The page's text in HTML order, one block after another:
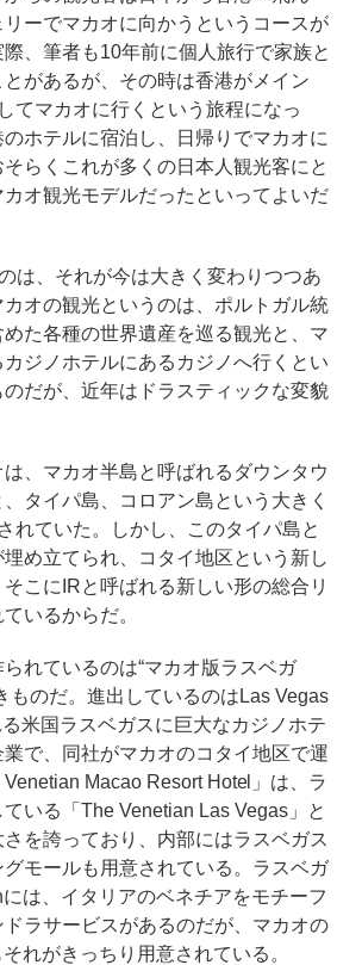
ーでマカオに向かうというコースが
、筆者も10年前に個人旅行で家族と
があるが、その時は香港がメイン
てマカオに行くという旅程になっ
ホテルに宿泊し、日帰りでマカオに
らくこれが多くの日本人観光客にと
オ観光モデルだったといってよいだ
は、それが今は大きく変わりつつあ
オの観光というのは、ポルトガル統
た各種の世界遺産を巡る観光と、マ
ジノホテルにあるカジノへ行くとい
のだが、近年はドラスティックな変貌
、マカオ半島と呼ばれるダウンタウ
タイパ島、コロアン島という大きく
れていた。しかし、このタイパ島と
め立てられ、コタイ地区という新し
こにIRと呼ばれる新しい形の総合リ
いるからだ。
れているのは“マカオ版ラスベガ
ものだ。進出しているのはLas Vegas
米国ラスベガスに巨大なカジノホテ
で、同社がマカオのコタイ地区で運
Macao Resort Hotel」は、ラ
いる「The Venetian Las Vegas」と
を誇っており、内部にはラスベガス
モールも用意されている。ラスベガ
は、イタリアのベネチアをモチーフ
ラサービスがあるのだが、マカオの
れがきっちり用意されている。